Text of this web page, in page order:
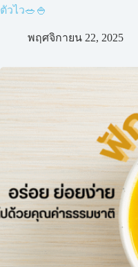
ตัวไว🥗🍚
พฤศจิกายน 22, 2025